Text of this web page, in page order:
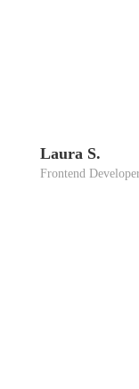
Lau­ra S.
Front­end